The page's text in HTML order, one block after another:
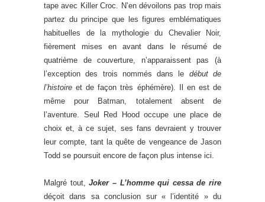
tape avec Killer Croc. N’en dévoilons pas trop mais
partez du principe que les figures emblématiques
habituelles de la mythologie du Chevalier Noir,
fièrement mises en avant dans le résumé de
quatrième de couverture, n’apparaissent pas (à
l’exception des trois nommés dans le début de
l’histoire et de façon très éphémère). Il en est de
même pour Batman, totalement absent de
l’aventure. Seul Red Hood occupe une place de
choix et, à ce sujet, ses fans devraient y trouver
leur compte, tant la quête de vengeance de Jason
Todd se poursuit encore de façon plus intense ici.
Malgré tout,Joker – L’homme qui cessa de rire
déçoit dans sa conclusion sur « l’identité » du